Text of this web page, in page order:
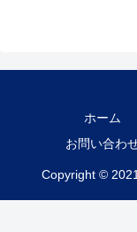
ホーム
お問い合わ
Copyright ©